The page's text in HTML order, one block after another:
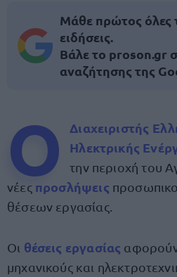
Μάθε πρώτος όλες
ειδήσεις.
Βάλε το proson.gr
αναζήτησης της
Ο
Διαχειριστής
Ηλεκτρικής
την περιοχή του
νέες προσλήψεις
θέσεων εργασίας.
Οι θέσεις εργασίας
μηχανικούς και